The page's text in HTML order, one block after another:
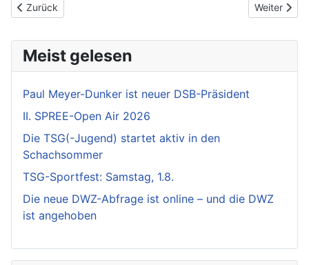
Vorheriger Beitrag: TSG Blitzmeisterschaft
Zurück Nächster
Weiter
Meist gelesen
Paul Meyer-Dunker ist neuer DSB-Präsident
II. SPREE-Open Air 2026
Die TSG(-Jugend) startet aktiv in den
Schachsommer
TSG-Sportfest: Samstag, 1.8.
Die neue DWZ-Abfrage ist online – und die DWZ
ist angehoben